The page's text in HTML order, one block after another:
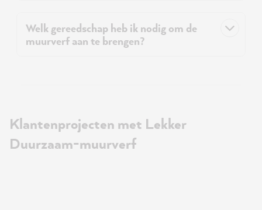
Welk gereedschap heb ik nodig om de
muurverf aan te brengen?
Klantenprojecten met Lekker
Duurzaam-muurverf